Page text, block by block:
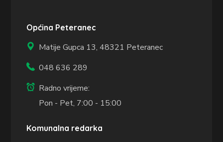
Općina Peteranec
Matije Gupca 13,48321 Peteranec
048 636 289
Radno vrijeme:
Pon - Pet, 7:00 - 15:00
Komunalna redarka